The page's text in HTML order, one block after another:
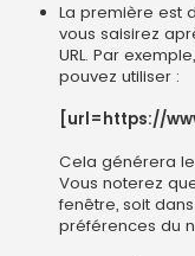
La première est
vous saisirez
URL. Par
pouvez utiliser :
[url=https://
Cela générera
Vous noterez
fenêtre, soit
préférences du